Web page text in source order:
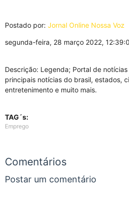
Postado por: Jornal Online Nossa Voz
segunda-feira, 28 março 2022,
Descrição: Legenda; Portal de
principais notícias do brasil, estados,
entretenimento e muito mais.
TAG´s:
Emprego
Comentários
Postar um comentário